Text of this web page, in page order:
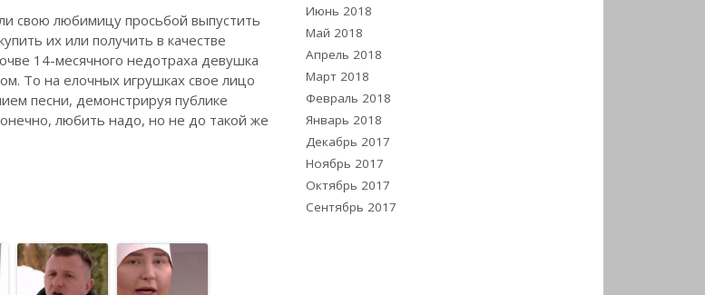
свою любимицу просьбой выпустить
их или получить в качестве
14-месячного недотраха девушка
То на елочных игрушках свое лицо
песни, демонстрируя публике
любить надо, но не до такой же
Июнь 2018
Май 2018
Апрель 2018
Март 2018
Февраль 2018
Январь 2018
Декабрь 2017
Ноябрь 2017
Октябрь 2017
Сентябрь 2017